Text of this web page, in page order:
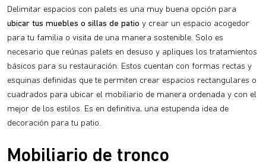
Delimitar espacios con palets es una muy buena opción para
ubicar tus muebles o sillas de patio y crear un espacio acogedor
para tu familia o visita de una manera sostenible. Solo es
necesario que reúnas palets en desuso y apliques los tratamientos
básicos para su restauración. Estos cuentan con formas rectas y
esquinas definidas que te permiten crear espacios rectangulares o
cuadrados para ubicar el mobiliario de manera ordenada y con el
mejor de los estilos. Es en definitiva, una estupenda idea de
decoración para tu patio.
Mobiliario de tronco